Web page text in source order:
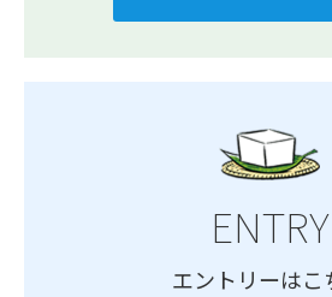
ENTRY
エントリーはこ